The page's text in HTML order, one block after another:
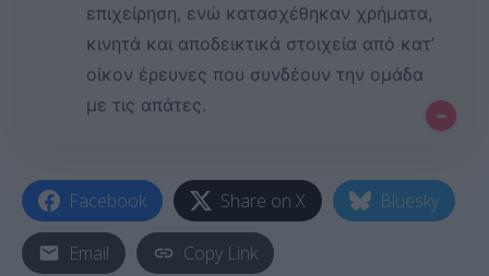
επιχείρηση, ενώ κατασχέθηκαν χρήματα,
κινητά και αποδεικτικά στοιχεία από κατ’
οίκον έρευνες που συνδέουν την ομάδα
με τις απάτες.
–
Facebook Share on X Bluesky
Email Copy Link